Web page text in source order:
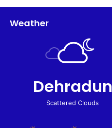
Weather
Dehradun
Scattered Clouds